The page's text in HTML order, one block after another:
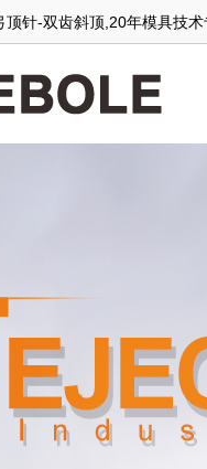
针-双齿斜顶,20年模具技术